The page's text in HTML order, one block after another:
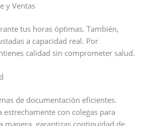
y Ventas
tus horas óptimas. También,
a capacidad real. Por
calidad sin comprometer salud.
de documentación eficientes.
estrechamente con colegas para